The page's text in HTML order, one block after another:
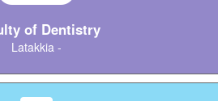
of Dentistry
Latakkia -